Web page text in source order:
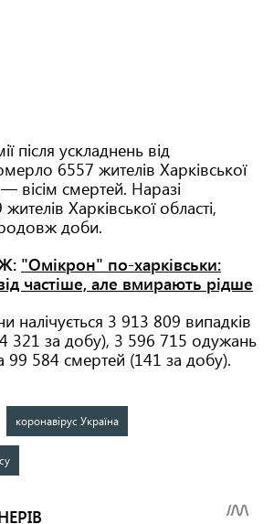
після ускладнень від
6557 жителів Харківської
вісім смертей. Наразі
Харківської області,
доби.
"Омікрон" по-харківськи:
частіше, але вмирають рідше
налічується 3 913 809 випадків
321 за добу), 3 596 715 одужань
99 584 смертей (141 за добу).
коронавірус Україна